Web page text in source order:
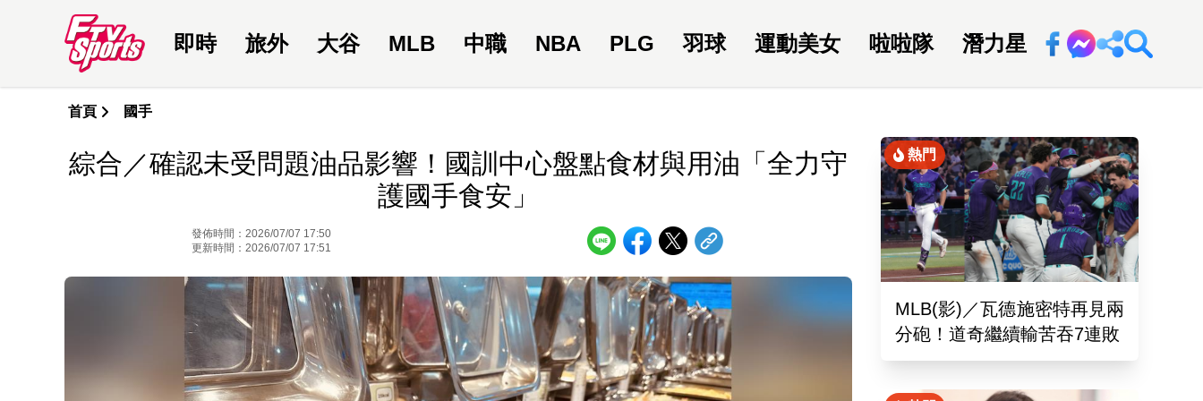
即時 旅外 大谷 MLB 中職 NBA PLG 羽球 運動美女 啦啦隊 潛力星 回新聞網
首頁 國手
綜合／確認未受問題油品影響！國訓中心盤點食材與用油「全力守
護國手食安」
發佈時間：2026/07/07 17:50
更新時間：2026/07/07 17:51
熱門
MLB(影)／瓦德施密特再見兩
分砲！道奇繼續輸苦吞7連敗